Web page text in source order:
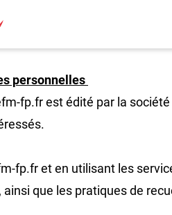
personnelles
fp.fr est édité par la
fp.fr et en utilisant les
ainsi que les pratiques de